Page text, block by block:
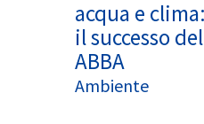
acqua e
il successo
ABBA
Ambiente